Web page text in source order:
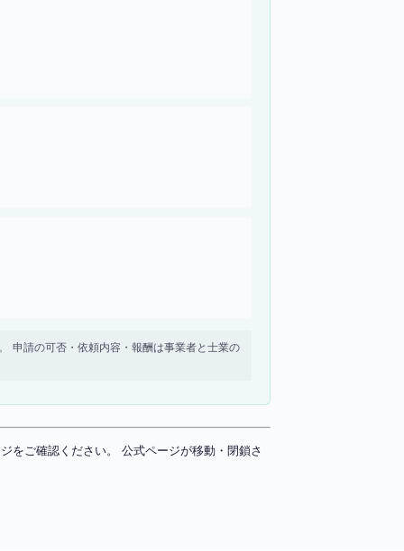
申請の可否・依頼内容・報酬は事業者と士業の
をご確認ください。 公式ページが移動・閉鎖さ